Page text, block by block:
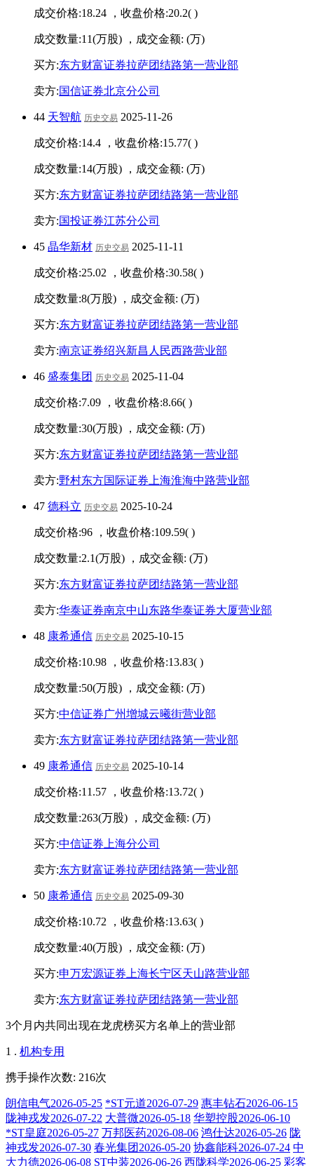
成交价格:18.24 ，收盘价格:20.2( )
成交数量:11(万股) ，成交金额: (万)
买方:东方财富证券拉萨团结路第一营业部
卖方:国信证券北京分公司
44 天智航 历史交易 2025-11-26
成交价格:14.4 ，收盘价格:15.77( )
成交数量:14(万股) ，成交金额: (万)
买方:东方财富证券拉萨团结路第一营业部
卖方:国投证券江苏分公司
45 晶华新材 历史交易 2025-11-11
成交价格:25.02 ，收盘价格:30.58( )
成交数量:8(万股) ，成交金额: (万)
买方:东方财富证券拉萨团结路第一营业部
卖方:南京证券绍兴新昌人民西路营业部
46 盛泰集团 历史交易 2025-11-04
成交价格:7.09 ，收盘价格:8.66( )
成交数量:30(万股) ，成交金额: (万)
买方:东方财富证券拉萨团结路第一营业部
卖方:野村东方国际证券上海淮海中路营业部
47 德科立 历史交易 2025-10-24
成交价格:96 ，收盘价格:109.59( )
成交数量:2.1(万股) ，成交金额: (万)
买方:东方财富证券拉萨团结路第一营业部
卖方:华泰证券南京中山东路华泰证券大厦营业部
48 康希通信 历史交易 2025-10-15
成交价格:10.98 ，收盘价格:13.83( )
成交数量:50(万股) ，成交金额: (万)
买方:中信证券广州增城云曦街营业部
卖方:东方财富证券拉萨团结路第一营业部
49 康希通信 历史交易 2025-10-14
成交价格:11.57 ，收盘价格:13.72( )
成交数量:263(万股) ，成交金额: (万)
买方:中信证券上海分公司
卖方:东方财富证券拉萨团结路第一营业部
50 康希通信 历史交易 2025-09-30
成交价格:10.72 ，收盘价格:13.63( )
成交数量:40(万股) ，成交金额: (万)
买方:申万宏源证券上海长宁区天山路营业部
卖方:东方财富证券拉萨团结路第一营业部
3个月内共同出现在龙虎榜买方名单上的营业部
1 . 机构专用
携手操作次数: 216次
朗信电气2026-05-25 *ST元道2026-07-29 惠丰钻石2026-06-15
陇神戎发2026-07-22 大普微2026-05-18 华塑控股2026-06-10
*ST皇庭2026-05-27 万邦医药2026-08-06 鸿仕达2026-05-26 陇
神戎发2026-07-30 春光集团2026-05-20 协鑫能科2026-07-24 中
大力德2026-06-08 ST中装2026-06-26 西陇科学2026-06-25 彩客